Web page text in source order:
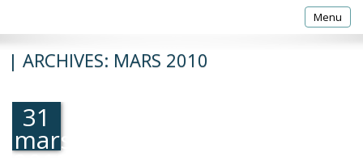
Toggle
Menu
| ARCHIVES: MARS 2010
31
mars